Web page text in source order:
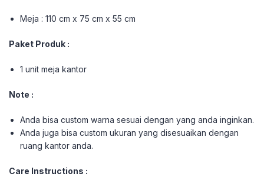
Meja : 110 cm x 75 cm x 55 cm
Paket Produk :
1 unit meja kantor
Note :
Anda bisa custom warna sesuai dengan yang anda inginkan.
Anda juga bisa custom ukuran yang disesuaikan dengan
ruang kantor anda.
Care Instructions :